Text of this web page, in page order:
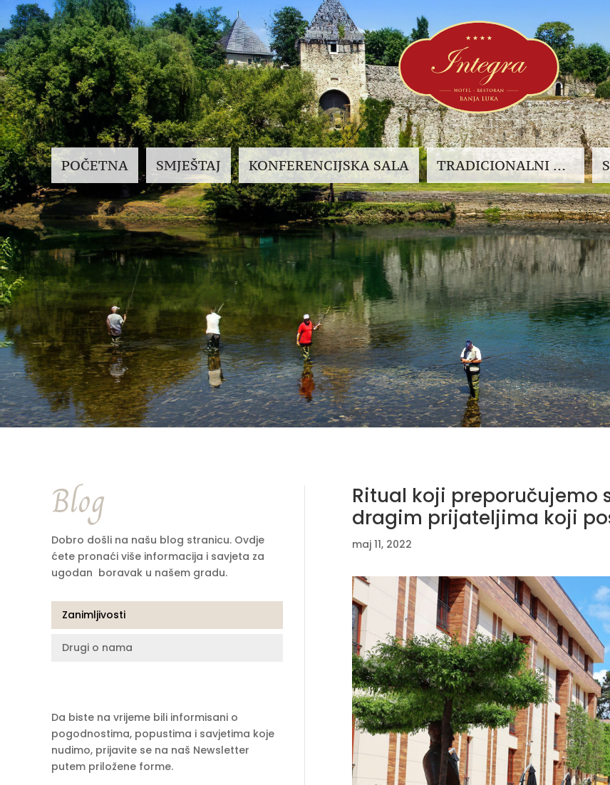
POČETNA SMJEŠTAJ KONFERENCIJSKASALA TRADICIONALNI RESTORAN INTEGRA
Blog
Dobro došli na našu blog stranicu. Ovdje
ćete pronaći više informacija i savjeta za
ugodan boravak u našem gradu.
Zanimljivosti
Drugi o nama
Da biste na vrijeme bili informisani o
pogodnostima, popustima i savjetima koje
nudimo, prijavite se na naš Newsletter
putem priložene forme.
Ritual koji
dragim prijateljima koji
maj 11, 2022